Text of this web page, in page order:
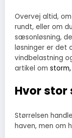
Overvej altid,
rundt, eller om
sæsonløsning,
løsninger er det
vindbelastning
artikel om
Hvor
Størrelsen
haven, men om